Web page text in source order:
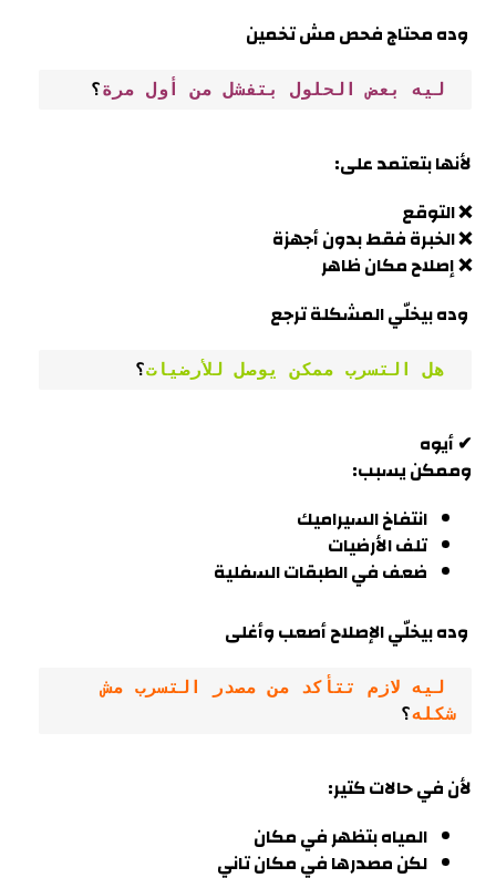
وده محتاج فحص مش تخمين
ليه بعض الحلول بتفشل من أول مرة؟
لأنها بتعتمد على:
❌ التوقع
❌ الخبرة فقط بدون أجهزة
❌ إصلاح مكان ظاهر
وده بيخلّي المشكلة ترجع
هل التسرب ممكن يوصل للأرضيات؟
✔ أيوه
وممكن يسبب:
انتفاخ السيراميك
تلف الأرضيات
ضعف في الطبقات السفلية
وده بيخلّي الإصلاح أصعب وأغلى
ليه لازم تتأكد من مصدر التسرب مش
شكله؟
لأن في حالات كتير:
المياه بتظهر في مكان
لكن مصدرها في مكان تاني